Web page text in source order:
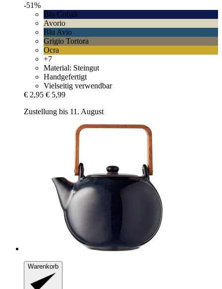
-51%
Blu Cobalt
Avorio
Blu Avio
Grigio Tortora
Ocra
+7
Material: Steingut
Handgefertigt
Vielseitig verwendbar
€ 2,95 € 5,99
Zustellung bis 11. August
Warenkorb